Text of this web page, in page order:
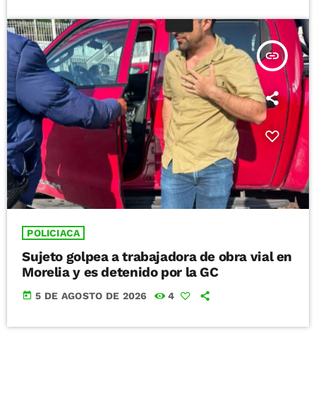
insert_link
POLICIACA
Sujeto golpea a trabajadora de obra vial en
Morelia y es detenido por la GC
today 5 DE AGOSTO DE 2026 4